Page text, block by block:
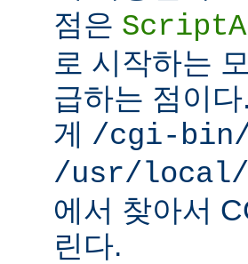
점은
로 시작하는
급하는 점이
게 /cgi-
/usr/local/
에서 찾아서
린다.